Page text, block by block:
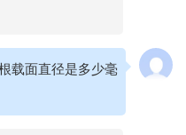
载面直径是多少毫